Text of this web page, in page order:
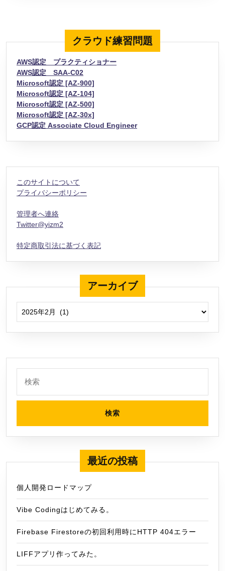
クラウド練習問題
AWS認定 プラクティショナー
AWS認定 SAA-C02
Microsoft認定 [AZ-900]
Microsoft認定 [AZ-104]
Microsoft認定 [AZ-500]
Microsoft認定 [AZ-30x]
GCP認定 Associate Cloud Engineer
このサイトについて
プライバシーポリシー
管理者へ連絡
Twitter@yizm2
特定商取引法に基づく表記
アーカイブ
索:
最近の投稿
個人開発ロードマップ
Vibe Codingはじめてみる。
Firebase Firestoreの初回利用時にHTTP 404エラー
LIFFアプリ作ってみた。